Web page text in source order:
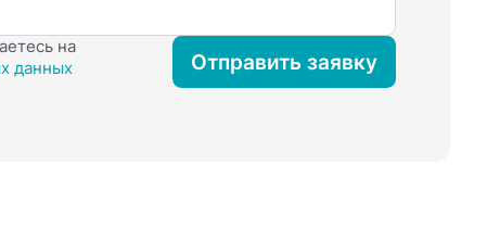
на
данных
Отправить заявку